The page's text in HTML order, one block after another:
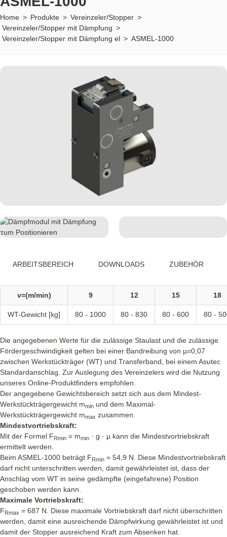
Home > Produkte > Vereinzeler/Stopper >
Vereinzeler/Stopper mit Dämpfung >
Vereinzeler/Stopper mit Dämpfung el > ASMEL-1000
ARBEITSBEREICH DOWNLOADS ZUBEHÖR
v=(m/min) 9 12 15 18
WT-Gewicht [kg] 80 - 1000 80 - 830 80 - 600 80 -
Die angegebenen Werte für die zulässige Staulast und die zulässige
Fördergeschwindigkeit gelten bei einer Bandreibung von µ=0,07
zwischen Werkstückträger (WT) und Transferband, bei einem Asutec
Standardanschlag. Zur Auslegung des Vereinzelers wird die Nutzung
unseres Online-Produktfinders empfohlen.
Der angegebene Gewichtsbereich setzt sich aus dem Mindest-
Werkstückträgergewicht mmin und dem Maximal-
Werkstückträgergewicht mmax zusammen.
Mindestvortriebskraft:
Mit der Formel FRmin = mmin · g · µ kann die Mindestvortriebskraft
ermittelt werden.
Beim ASMEL-1000 beträgt FRmin = 54,9 N. Diese Mindestvortriebskraft
darf nicht unterschritten werden, damit gewährleistet ist, dass der
Anschlag vom WT in seine gedämpfte (eingefahrene) Position
geschoben werden kann.
Maximale Vortriebskraft:
FRmax = 687 N. Diese maximale Vortriebskraft darf nicht überschritten
werden, damit eine ausreichende Dämpfwirkung gewährleistet ist und
damit der Stopper ausreichend Kraft zum Absenken hat.